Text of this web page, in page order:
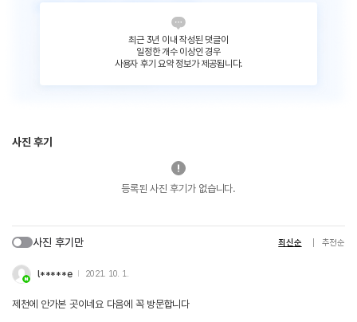
최근 3년 이내 작성된 댓글이
일정한 개수 이상인 경우
사용자 후기 요약 정보가 제공됩니다.
사진 후기
등록된 사진 후기가 없습니다.
사진 후기만 최신순 추천순
l*****e 2021. 10. 1.
제천에 안가본 곳이네요 다음에 꼭 방문합니다